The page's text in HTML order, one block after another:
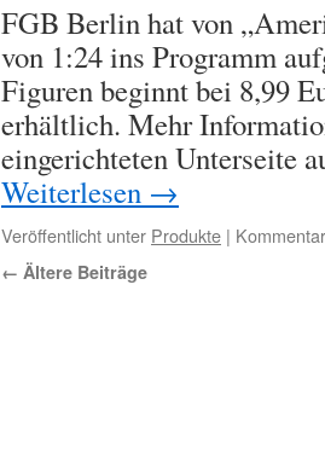
FGB Berlin hat von
von 1:24 ins Programm
Figuren beginnt bei 8,99
erhältlich. Mehr
eingerichteten Unterseite
Weiterlesen →
Veröffentlicht unter Produkte |
← Ältere Beiträge